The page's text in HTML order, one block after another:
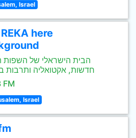
Israel
here
הבית הישראלי של השפות
חדשות, אקטואליה ותרבות
FM
Israel